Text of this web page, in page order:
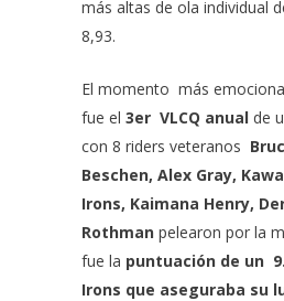
más altas de ola individual
8,93.
El momento más
fue el 3er VLCQ anual de
con 8 riders veteranos
Beschen, Alex Gray,
Irons, Kaimana Henry,
Rothman pelearon por la
fue la puntuación de un
Irons que aseguraba su